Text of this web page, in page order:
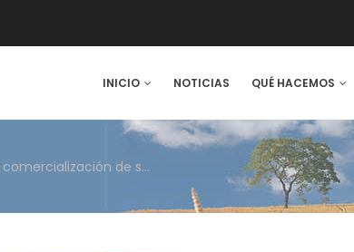
INICIO NOTICIAS QUÉ HACEMOS
Campaña al Parlamento Europeo Reglamento de produccion y comercialización de semillas